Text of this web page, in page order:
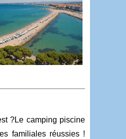
?Le camping piscine
familiales réussies !